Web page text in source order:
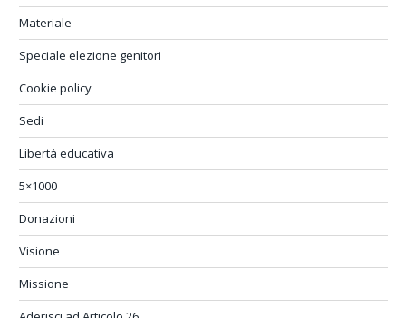
Materiale
Speciale elezione genitori
Cookie policy
Sedi
Libertà educativa
5×1000
Donazioni
Visione
Missione